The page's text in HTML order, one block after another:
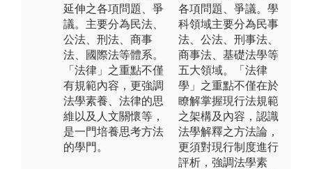
延伸之各項問題、爭
議。主要分為民法、
公法、刑法、商事
法、國際法等體系。
「法律」之重點不僅
有規範內容，更強調
法學素養、法律的思
維以及人文關懷等，
是一門培養思考方法
的學門。
各項問題、爭議。學
科領域主要分為民事
法、公法、刑事法、
商事法、基礎法學等
五大領域。「法律
學」之重點不僅在於
瞭解掌握現行法規範
之架構及內容，認識
法學解釋之方法論，
更須對現行制度進行
評析，強調法學素